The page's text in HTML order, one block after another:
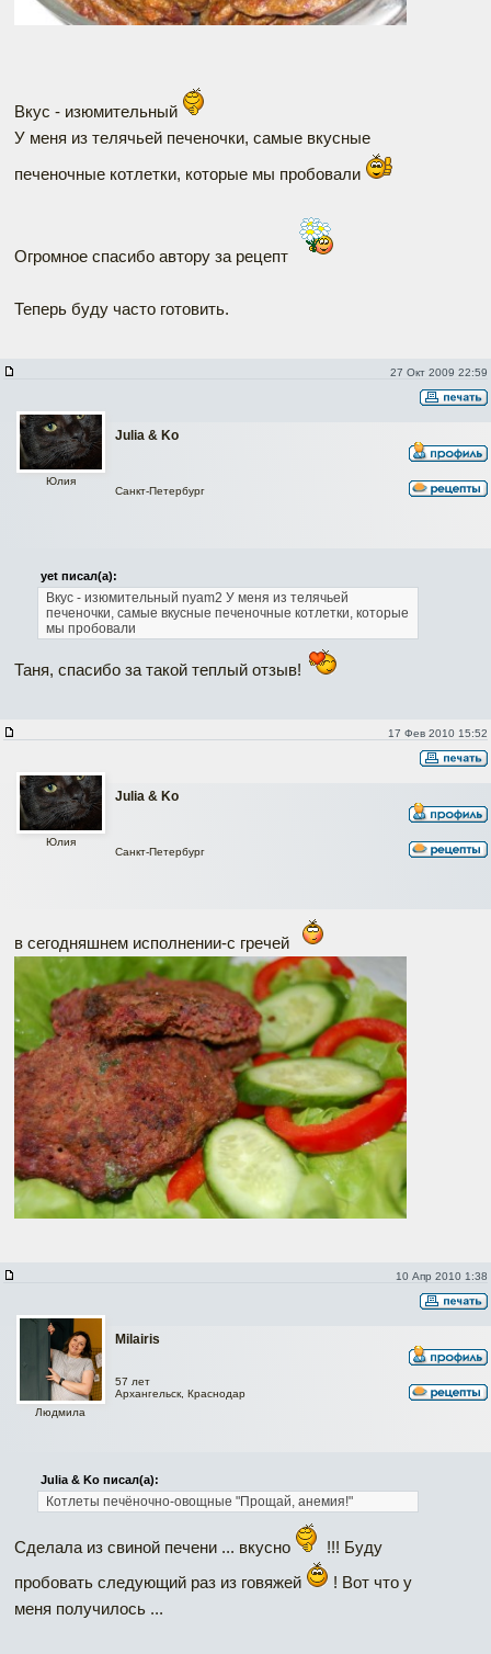
Вкус - изюмительный
У меня из телячьей печеночки, самые вкусные
печеночные котлетки, которые мы пробовали
Огромное спасибо автору за рецепт
Теперь буду часто готовить.
27 Окт 2009 22:59
Julia & Ko
Юлия
Санкт-Петербург
yet писал(а):
Вкус - изюмительный nyam2 У меня из телячьей
печеночки, самые вкусные печеночные котлетки, которые
мы пробовали
Таня, спасибо за такой теплый отзыв!
17 Фев 2010 15:52
Julia & Ko
Юлия
Санкт-Петербург
в сегодняшнем исполнении-с гречей
10 Апр 2010 1:38
Milairis
Людмила
57 лет
Архангельск, Краснодар
Julia & Ko писал(а):
Котлеты печёночно-овощные "Прощай, анемия!"
Сделала из свиной печени ... вкусно
!!! Буду
пробовать следующий раз из говяжей
! Вот что у
меня получилось ...